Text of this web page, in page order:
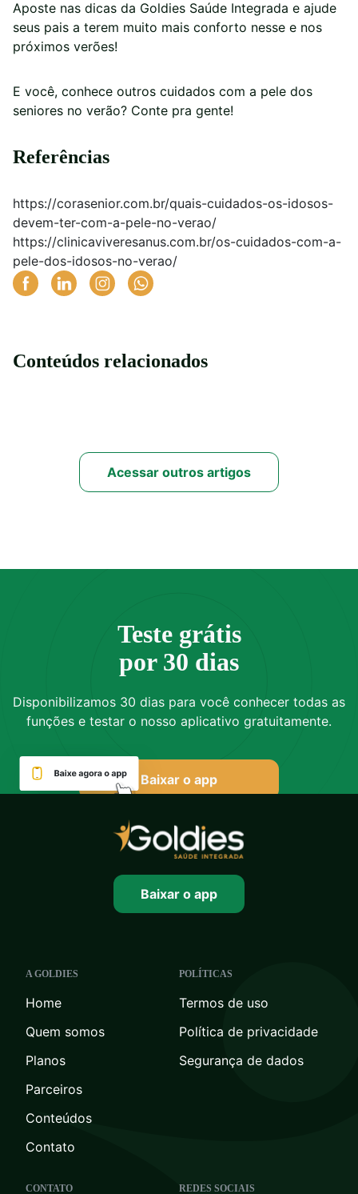
Aposte nas dicas da Goldies Saúde Integrada e ajude
seus pais a terem muito mais conforto nesse e nos
próximos verões!
E você, conhece outros cuidados com a pele dos
seniores no verão? Conte pra gente!
Referências
https://corasenior.com.br/quais-cuidados-os-idosos-
devem-ter-com-a-pele-no-verao/
https://clinicaviveresanus.com.br/os-cuidados-com-a-
pele-dos-idosos-no-verao/
Conteúdos relacionados
Acessar outros artigos
Teste grátis
por 30 dias
Disponibilizamos 30 dias para você conhecer todas as
funções e testar o nosso aplicativo gratuitamente.
Baixar o app
Baixar o app
A GOLDIES
Home
Quem somos
Planos
Parceiros
Conteúdos
Contato
POLÍTICAS
Termos de uso
Política de privacidade
Segurança de dados
CONTATO REDES SOCIAIS